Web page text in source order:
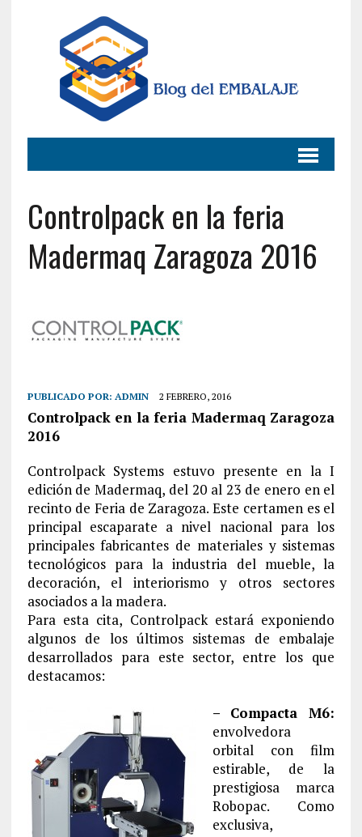
Controlpack en la feria
Madermaq Zaragoza 2016
PUBLICADO POR: ADMIN 2 FEBRERO, 2016
Controlpack en la feria Madermaq Zaragoza
2016
Controlpack Systems estuvo presente en la I
edición de Madermaq, del 20 al 23 de enero en el
recinto de Feria de Zaragoza. Este certamen es el
principal escaparate a nivel nacional para los
principales fabricantes de materiales y sistemas
tecnológicos para la industria del mueble, la
decoración, el interiorismo y otros sectores
asociados a la madera.
Para esta cita, Controlpack estará exponiendo
algunos de los últimos sistemas de embalaje
desarrollados para este sector, entre los que
destacamos:
– Compacta M6:
envolvedora
orbital con film
estirable, de la
prestigiosa marca
Robopac. Como
exclusiva,